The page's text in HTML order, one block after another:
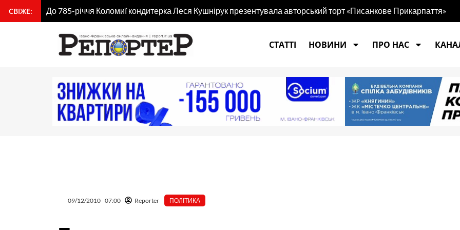
вмісту
СВІЖЕ: До 785-річчя Коломиї кондитерка Леся Кушнірук презентувала авторський торт «Писанкове Прикарпаття»
СТАТТІ
НОВИНИ ПРО НАС
09/12/2010 07:00 Reporter ПОЛІТИКА